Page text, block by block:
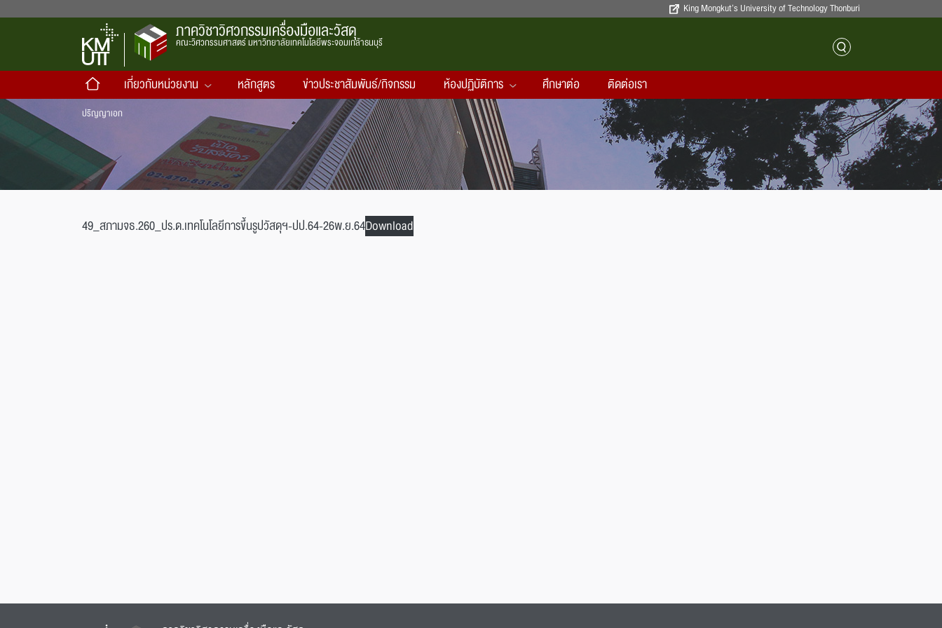
King Mongkut’s University of Technology Thonburi
ภาควิชาวิศวกรรมเครื่องมือและวัสดุ
คณะวิศวกรรมศาสตร์ มหาวิทยาลัยเทคโนโลยีพระจอมเกล้าธนบุรี
เกี่ยวกับหน่วยงาน หลักสูตร ข่าวประชาสัมพันธ์/กิจกรรม ห้องปฏิบัติการ ศึกษาต่อ ติดต่อเรา
ปริญญาเอก
49_สภามจธ.260_ปร.ด.เทคโนโลยีการขึ้นรูปวัสดุฯ-ปป.64-26พ.ย.64Download